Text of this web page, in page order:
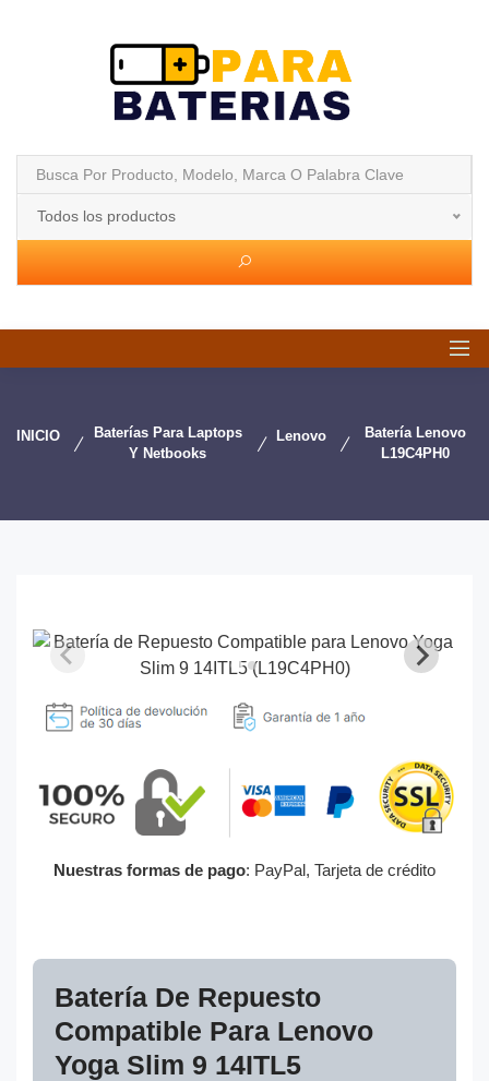
Todos los productos
INICIO
Baterías Para Laptops
Y Netbooks
Lenovo
Batería Lenovo
L19C4PH0
Nuestras formas de pago: PayPal, Tarjeta de crédito
Batería De Repuesto
Compatible Para Lenovo
Yoga Slim 9 14ITL5